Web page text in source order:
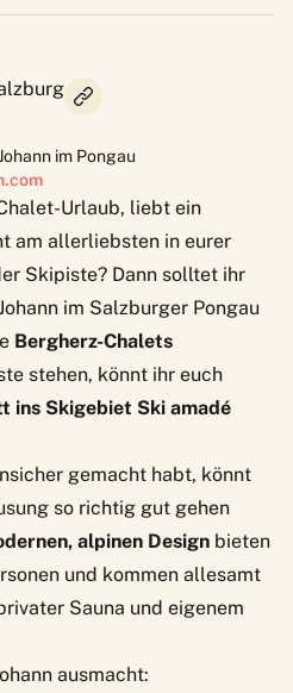
im Pongau
Urlaub, liebt ein
am allerliebsten in eurer
Skipiste? Dann solltet ihr
im Salzburger Pongau
Bergherz-Chalets
stehen, könnt ihr euch
ins Skigebiet Ski amadé
gemacht habt, könnt
so richtig gut gehen
alpinen Design bieten
und kommen allesamt
Sauna und eigenem
ausmacht: